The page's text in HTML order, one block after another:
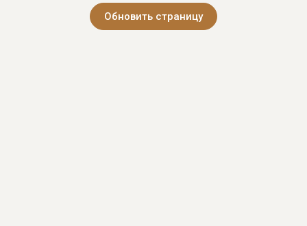
Обновить страницу